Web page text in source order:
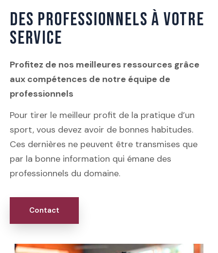
DES PROFESSIONNELS À VOTRE
SERVICE
Profitez de nos meilleures ressources grâce
aux compétences de notre équipe de
professionnels
Pour tirer le meilleur profit de la pratique d’un
sport, vous devez avoir de bonnes habitudes.
Ces dernières ne peuvent être transmises que
par la bonne information qui émane des
professionnels du domaine.
Contact